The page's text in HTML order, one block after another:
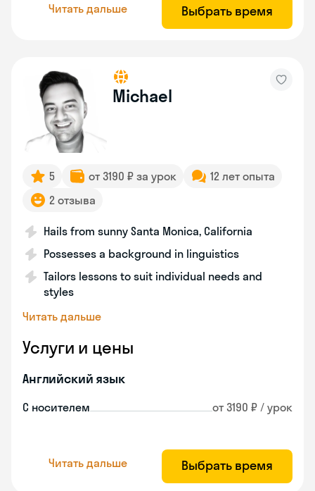
Читать дальше Выбрать время
Michael
5 от 3190 ₽ за урок
12 лет опыта
2 отзыва
Hails from sunny Santa Monica, California
Possesses a background in linguistics
Tailors lessons to suit individual needs and
styles
Читать дальше
Услуги и цены
Английский язык
С носителем от 3190 ₽ / урок
Читать дальше Выбрать время